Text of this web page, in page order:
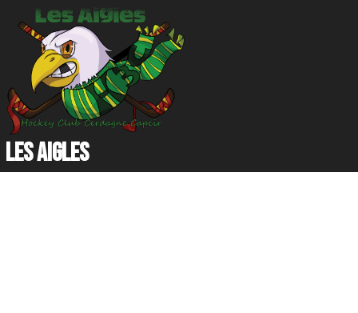
les aigles
Il semble que rien n’a été trouvé à cet emplacement.
LES AIGLES
Tous droits réservés